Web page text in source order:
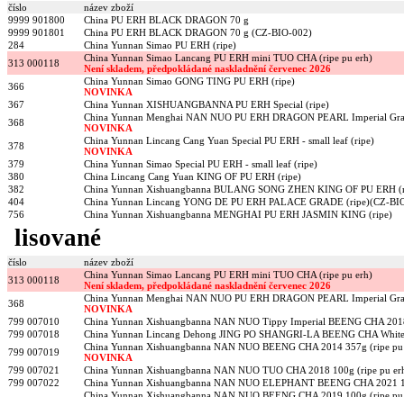
číslo
název zboží
9999 901800
China PU ERH BLACK DRAGON 70 g
9999 901801
China PU ERH BLACK DRAGON 70 g (CZ-BIO-002)
284
China Yunnan Simao PU ERH (ripe)
313 000118
China Yunnan Simao Lancang PU ERH mini TUO CHA (ripe pu erh)
Není skladem, předpokládané naskladnění červenec 2026
366
China Yunnan Simao GONG TING PU ERH (ripe)
NOVINKA
367
China Yunnan XISHUANGBANNA PU ERH Special (ripe)
368
China Yunnan Menghai NAN NUO PU ERH DRAGON PEARL Imperial
NOVINKA
378
China Yunnan Lincang Cang Yuan Special PU ERH - small leaf (ripe)
NOVINKA
379
China Yunnan Simao Special PU ERH - small leaf (ripe)
380
China Lincang Cang Yuan KING OF PU ERH (ripe)
382
China Yunnan Xishuangbanna BULANG SONG ZHEN KING OF PU ERH
404
China Yunnan Lincang YONG DE PU ERH PALACE GRADE (ripe)(CZ-
756
China Yunnan Xishuangbanna MENGHAI PU ERH JASMIN KING (ripe)
lisované
číslo
název zboží
313 000118
China Yunnan Simao Lancang PU ERH mini TUO CHA (ripe pu erh)
Není skladem, předpokládané naskladnění červenec 2026
368
China Yunnan Menghai NAN NUO PU ERH DRAGON PEARL Imperial
NOVINKA
799 007010
China Yunnan Xishuangbanna NAN NUO Tippy Imperial BEENG CHA
799 007018
China Yunnan Lincang Dehong JING PO SHANGRI-LA BEENG CHA
799 007019
China Yunnan Xishuangbanna NAN NUO BEENG CHA 2014 357g (ripe
NOVINKA
799 007021
China Yunnan Xishuangbanna NAN NUO TUO CHA 2018 100g (ripe pu
799 007022
China Yunnan Xishuangbanna NAN NUO ELEPHANT BEENG CHA 2021